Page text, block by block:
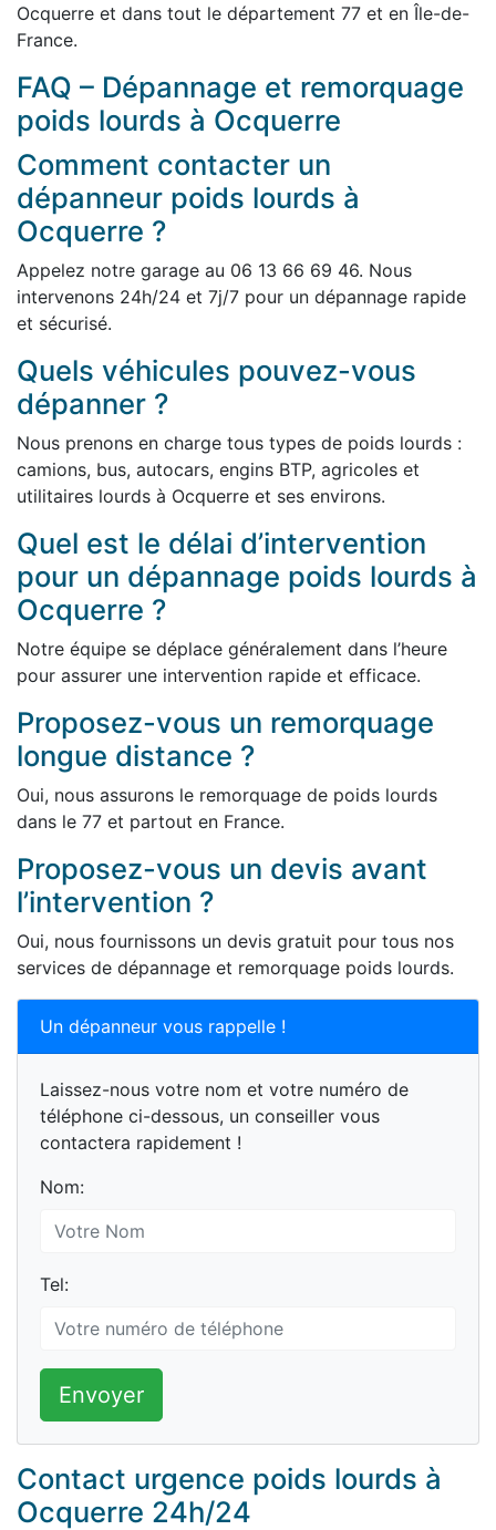
Ocquerre et dans tout le département 77 et en Île-de-
France.
FAQ – Dépannage et remorquage
poids lourds à Ocquerre
Comment contacter un
dépanneur poids lourds à
Ocquerre ?
Appelez notre garage au 06 13 66 69 46. Nous
intervenons 24h/24 et 7j/7 pour un dépannage rapide
et sécurisé.
Quels véhicules pouvez-vous
dépanner ?
Nous prenons en charge tous types de poids lourds :
camions, bus, autocars, engins BTP, agricoles et
utilitaires lourds à Ocquerre et ses environs.
Quel est le délai d’intervention
pour un dépannage poids lourds à
Ocquerre ?
Notre équipe se déplace généralement dans l’heure
pour assurer une intervention rapide et efficace.
Proposez-vous un remorquage
longue distance ?
Oui, nous assurons le remorquage de poids lourds
dans le 77 et partout en France.
Proposez-vous un devis avant
l’intervention ?
Oui, nous fournissons un devis gratuit pour tous nos
services de dépannage et remorquage poids lourds.
Un dépanneur vous rappelle !
Laissez-nous votre nom et votre numéro de
téléphone ci-dessous, un conseiller vous
contactera rapidement !
Nom:
Tel:
Envoyer
Contact urgence poids lourds à
Ocquerre 24h/24